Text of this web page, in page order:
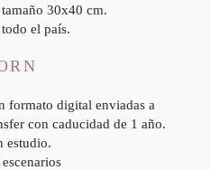
30x40 cm.
el país.
formato digital enviadas a
con caducidad de 1 año.
estudio.